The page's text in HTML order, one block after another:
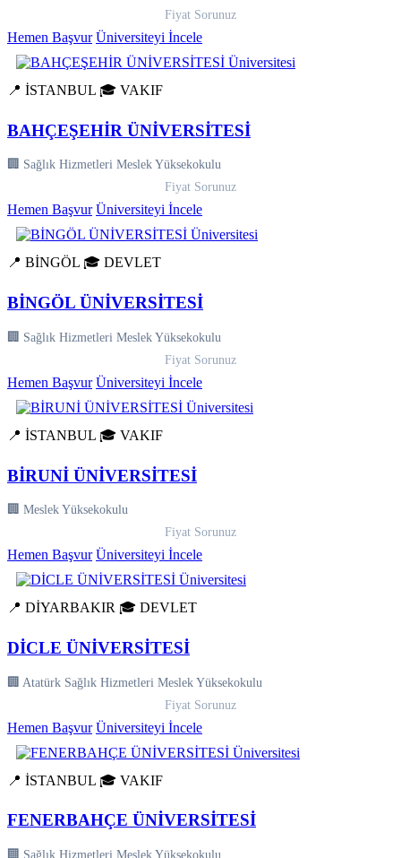
Fiyat Sorunuz
Hemen Başvur Üniversiteyi İncele
📍 İSTANBUL 🎓 VAKIF
BAHÇEŞEHİR ÜNİVERSİTESİ
🏢 Sağlık Hizmetleri Meslek Yüksekokulu
Fiyat Sorunuz
Hemen Başvur Üniversiteyi İncele
📍 BİNGÖL 🎓 DEVLET
BİNGÖL ÜNİVERSİTESİ
🏢 Sağlık Hizmetleri Meslek Yüksekokulu
Fiyat Sorunuz
Hemen Başvur Üniversiteyi İncele
📍 İSTANBUL 🎓 VAKIF
BİRUNİ ÜNİVERSİTESİ
🏢 Meslek Yüksekokulu
Fiyat Sorunuz
Hemen Başvur Üniversiteyi İncele
📍 DİYARBAKIR 🎓 DEVLET
DİCLE ÜNİVERSİTESİ
🏢 Atatürk Sağlık Hizmetleri Meslek Yüksekokulu
Fiyat Sorunuz
Hemen Başvur Üniversiteyi İncele
📍 İSTANBUL 🎓 VAKIF
FENERBAHÇE ÜNİVERSİTESİ
🏢 Sağlık Hizmetleri Meslek Yüksekokulu